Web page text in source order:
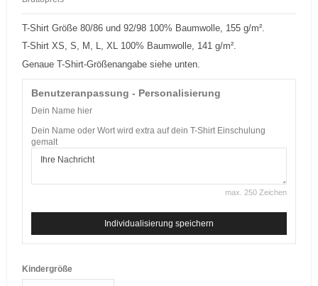
T-Shirt Größe 80/86 und 92/98 100% Baumwolle, 155 g/m².
T-Shirt XS, S, M, L, XL 100% Baumwolle, 141 g/m².
Genaue T-Shirt-Größenangabe siehe unten.
Benutzeranpassung - Personalisierung
Dein Name hier
Dein Name oder Wort wird extra auf dein T-Shirt Einschulung
gemalt
max. 250 Zeichen
Individualisierung speichern
Kindergröße